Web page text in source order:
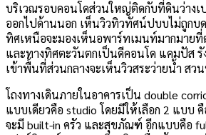
บริเวณรอบคอนโดส่วนใหญ่ติดกับที่ดินว่าง
ออกไปด้านนอก เห็นวิวทิวทัศน์ปบบไม่ถูก
ทิศเหนือจะมองเห็นอพาร์ทเมนท์มากมายที่
และทางทิศตะวันตกเป็นดีคอนโด แคมปัส
เข้าพื้นที่ส่วนกลางจะเห็นวิวสระว่ายน้ำ สว
โถงทางเดินภายในอาคารเป็น double
แบบเดียวคือ studio โดยมีให้เลือก 2 แบบ
จะมี built-in ครัว และสุขภัณฑ์ อีกแบบคือ